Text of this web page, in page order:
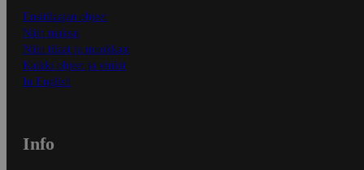
Ensitilaajan ohjeet
Näin maksat
Näin tilaat ja muokkaat
Kaikki ohjeet ja vinkit
In English
Info